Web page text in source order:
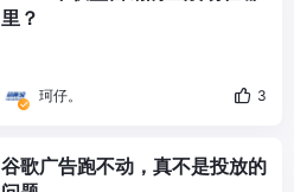
里？
珂仔。 3
谷歌广告跑不动，真不是投放的